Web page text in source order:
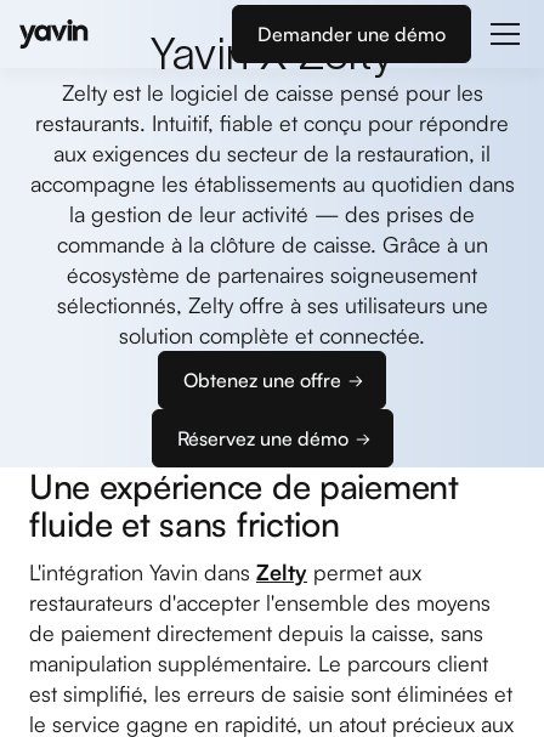
Demander une démo
Yavin X Zelty
Zelty est le logiciel de caisse pensé pour les
restaurants. Intuitif, fiable et conçu pour répondre
aux exigences du secteur de la restauration, il
accompagne les établissements au quotidien dans
la gestion de leur activité — des prises de
commande à la clôture de caisse. Grâce à un
écosystème de partenaires soigneusement
sélectionnés, Zelty offre à ses utilisateurs une
solution complète et connectée.
Obtenez une offre
Réservez une démo
Une expérience de paiement
fluide et sans friction
L'intégration Yavin dans Zelty permet aux
restaurateurs d'accepter l'ensemble des moyens
de paiement directement depuis la caisse, sans
manipulation supplémentaire. Le parcours client
est simplifié, les erreurs de saisie sont éliminées et
le service gagne en rapidité, un atout précieux aux